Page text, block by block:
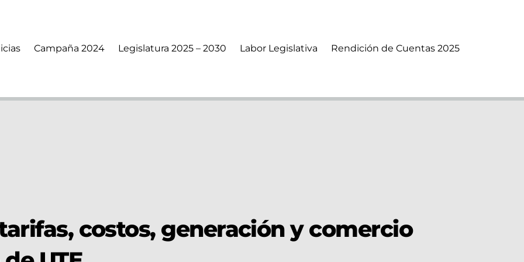
Campaña 2024 Legislatura 2025 – 2030 Labor Legislativa Rendición de Cuentas 2025
costos, generación y comercio